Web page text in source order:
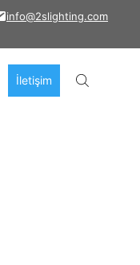
info@2slighting.com
İletişim